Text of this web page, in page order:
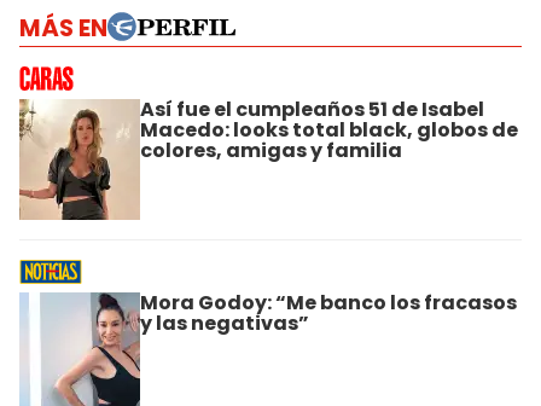
MÁS EN
Así fue el cumpleaños 51 de Isabel
Macedo: looks total black, globos de
colores, amigas y familia
Mora Godoy: “Me banco los fracasos
y las negativas”